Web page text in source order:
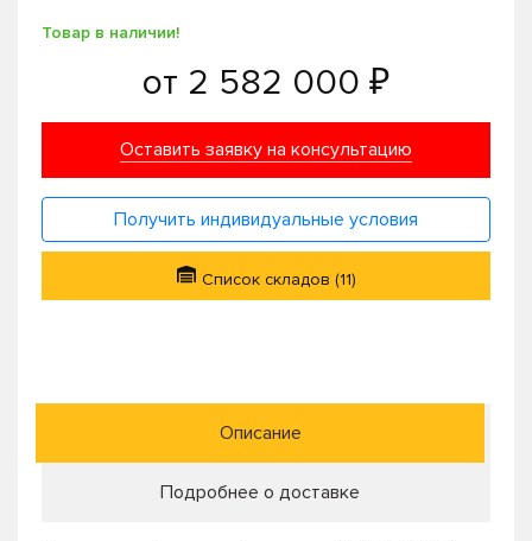
Товар в наличии!
от 2 582 000 ₽
Оставить заявку на консультацию
Получить индивидуальные условия
Список складов (11)
Описание
Подробнее о доставке